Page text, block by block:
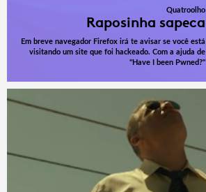
Quatroolho
Raposinha sapeca
Em breve navegador Firefox irá te avisar se você está
visitando um site que foi hackeado. Com a ajuda de
"Have I been Pwned?"